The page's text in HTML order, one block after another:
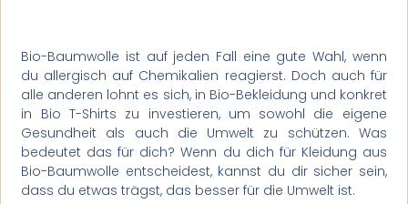
Bio-Baumwolle ist auf jeden Fall eine gute Wahl, wenn
du allergisch auf Chemikalien reagierst. Doch auch für
alle anderen lohnt es sich, in Bio-Bekleidung und konkret
in Bio T-Shirts zu investieren, um sowohl die eigene
Gesundheit als auch die Umwelt zu schützen. Was
bedeutet das für dich? Wenn du dich für Kleidung aus
Bio-Baumwolle entscheidest, kannst du dir sicher sein,
dass du etwas trägst, das besser für die Umwelt ist.